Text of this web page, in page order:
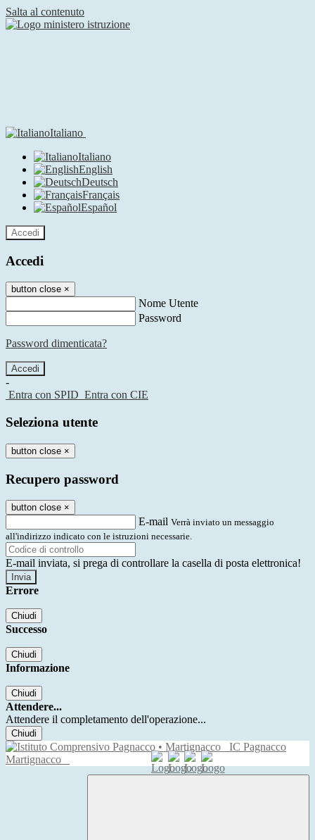
Salta al contenuto
Italiano
Italiano
English
Deutsch
Français
Español
Accedi
Accedi
button close ×
Nome Utente
Password
Password dimenticata?
-
Entra con SPID Entra con CIE
Seleziona utente
button close ×
Recupero password
button close ×
E-mail Verrà inviato un messaggio
all'indirizzo indicato con le istruzioni necessarie.
E-mail inviata, si prega di controllare la casella di posta elettronica!
Errore
Chiudi
Successo
Chiudi
Informazione
Chiudi
Attendere...
Attendere il completamento dell'operazione...
Chiudi
IC Pagnacco
Martignacco